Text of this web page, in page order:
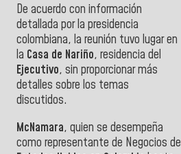
De acuerdo con información
detallada por la presidencia
colombiana, la reunión tuvo lugar en
la Casa de Nariño, residencia del
Ejecutivo, sin proporcionar más
detalles sobre los temas
discutidos.
McNamara, quien se desempeña
como representante de Negocios de